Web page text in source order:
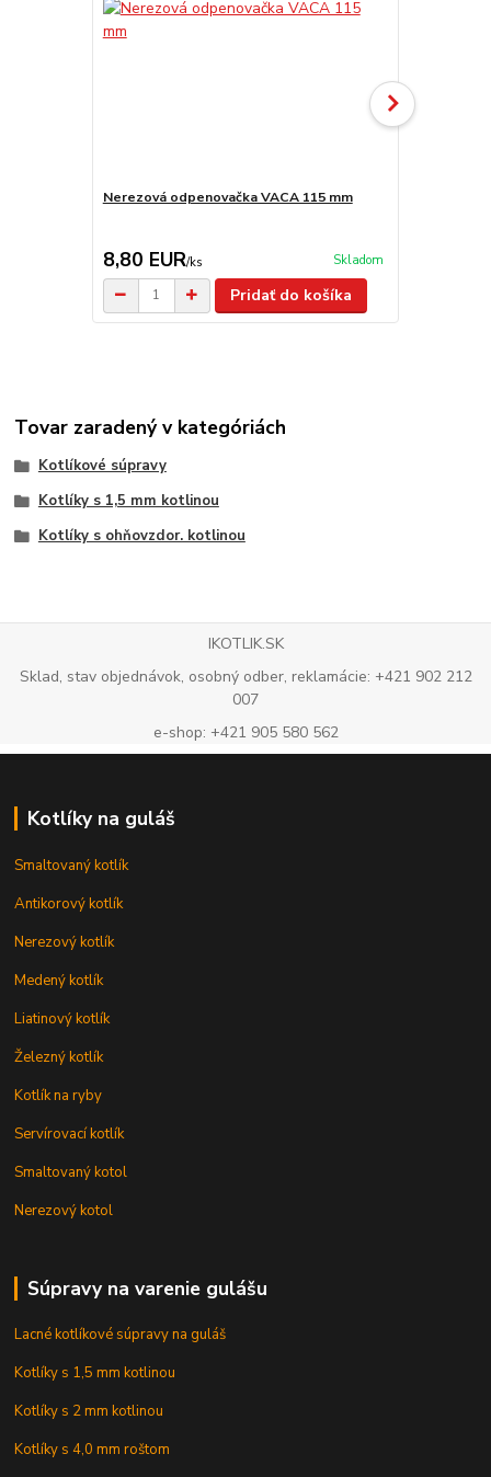
Nerezová odpenovačka VACA 115 mm
8,80 EUR/ks Skladom
Pridať do košíka
Tovar zaradený v kategóriách
Kotlíkové súpravy
Kotlíky s 1,5 mm kotlinou
Kotlíky s ohňovzdor. kotlinou
IKOTLIK.SK
Sklad, stav objednávok, osobný odber, reklamácie: +421 902 212
007
e-shop: +421 905 580 562
Kotlíky na guláš
Smaltovaný kotlík
Antikorový kotlík
Nerezový kotlík
Medený kotlík
Liatinový kotlík
Železný kotlík
Kotlík na ryby
Servírovací kotlík
Smaltovaný kotol
Nerezový kotol
Súpravy na varenie gulášu
Lacné kotlíkové súpravy na guláš
Kotlíky s 1,5 mm kotlinou
Kotlíky s 2 mm kotlinou
Kotlíky s 4,0 mm roštom